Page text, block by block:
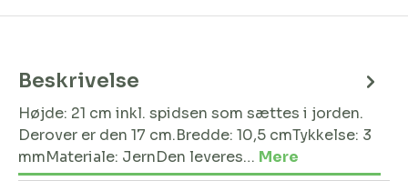
Beskrivelse
Højde: 21 cm inkl. spidsen som sættes i jorden.
Derover er den 17 cm.Bredde: 10,5 cmTykkelse: 3
mmMateriale: JernDen leveres… Mere